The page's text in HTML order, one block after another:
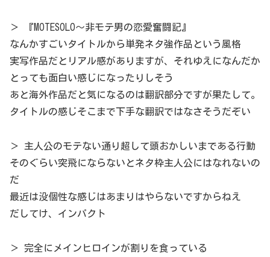
＞ 『MOTESOLO～非モテ男の恋愛奮闘記』
なんかすごいタイトルから単発ネタ強作品という風格
実写作品だとリアル感がありますが、それゆえになんだか
とっても面白い感じになったりしそう
あと海外作品だと気になるのは翻訳部分ですが果たして。
タイトルの感じそこまで下手な翻訳ではなさそうだぞい
＞ 主人公のモテない通り超して頭おかしいまである行動
そのぐらい突飛にならないとネタ枠主人公にはなれないの
だ
最近は没個性な感じはあまりはやらないですからねえ
だしてけ、インパクト
＞ 完全にメインヒロインが割りを食っている